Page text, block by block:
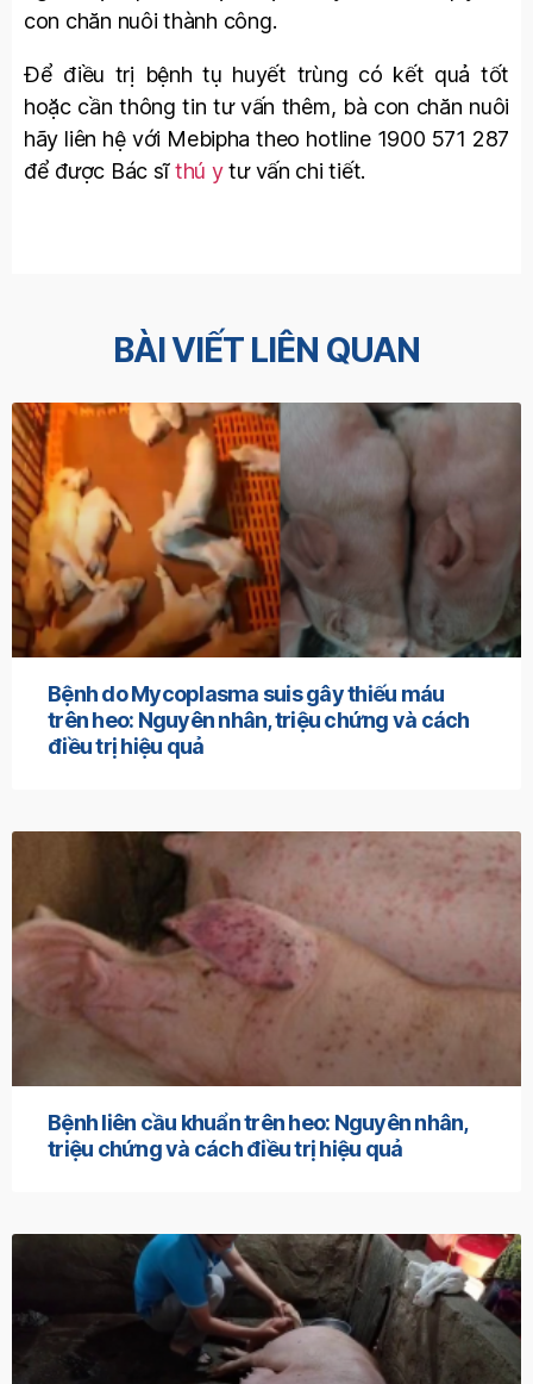
con chăn nuôi thành công.
Để điều trị bệnh tụ huyết trùng có kết quả tốt
hoặc cần thông tin tư vấn thêm, bà con chăn nuôi
hãy liên hệ với Mebipha theo hotline 1900 571 287
để được Bác sĩthú ytư vấn chi tiết.
BÀI VIẾT LIÊN QUAN
Bệnh do Mycoplasma suis gây thiếu máu
trên heo: Nguyên nhân, triệu chứng và cách
điều trị hiệu quả
Bệnh liên cầu khuẩn trên heo: Nguyên nhân,
triệu chứng và cách điều trị hiệu quả